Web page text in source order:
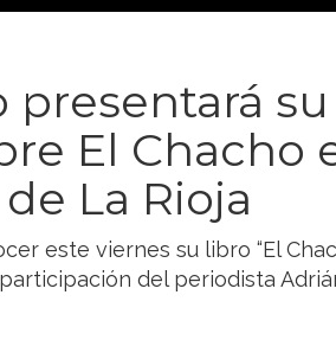
su
El Chacho
La Rioja
este viernes su libro “El
del periodista